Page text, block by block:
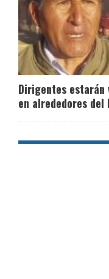
Dirigentes
en alrededores del